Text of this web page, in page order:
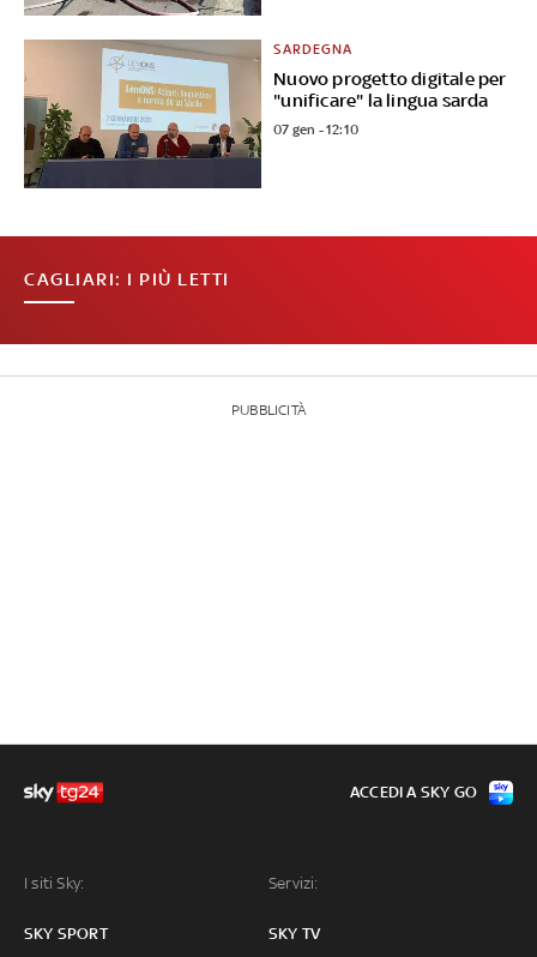
Nuovo progetto digitale per
"unificare" la lingua sarda
SARDEGNA
07 gen - 12:10
CAGLIARI: I PIÙ LETTI
PUBBLICITÀ
I siti Sky:
SKY SPORT
Servizi:
SKY TV
ACCEDI A SKY GO